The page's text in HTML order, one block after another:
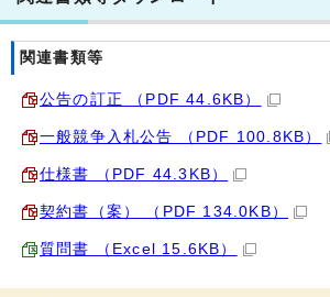
関連書類等
公告の訂正 （PDF 44.6KB）
一般競争入札公告 （PDF 100.8KB）
仕様書 （PDF 44.3KB）
契約書（案） （PDF 134.0KB）
質問書 （Excel 15.6KB）